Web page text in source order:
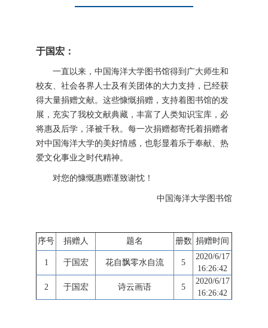
于国宏：
一直以来，中国海洋大学图书馆得到广大师生和
校友、社会各界人士及有关团体的大力支持，已经获
得大量捐赠文献。这些慷慨捐赠，支持着图书馆的发
展，充实了我校文献典藏，丰富了人类知识宝库，必
将惠及后学，泽被千秋。每一次捐赠都寄托着捐赠者
对中国海洋大学的美好情感，也彰显着乐于奉献、热
爱文化事业之时代精神。
对您的慷慨惠赠谨致谢忱！
中国海洋大学图书馆
序号 捐赠人 题名 册数 捐赠时间
1 于国宏 花自飘零水自流 5
2020/6/17
16:26:42
2 于国宏 诗云画语 5
2020/6/17
16:26:42